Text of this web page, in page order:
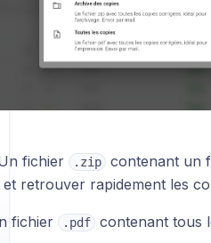
fichier .zip contenant un
retrouver rapidement les
fichier .pdf contenant tous